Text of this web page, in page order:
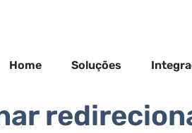
Home Soluções